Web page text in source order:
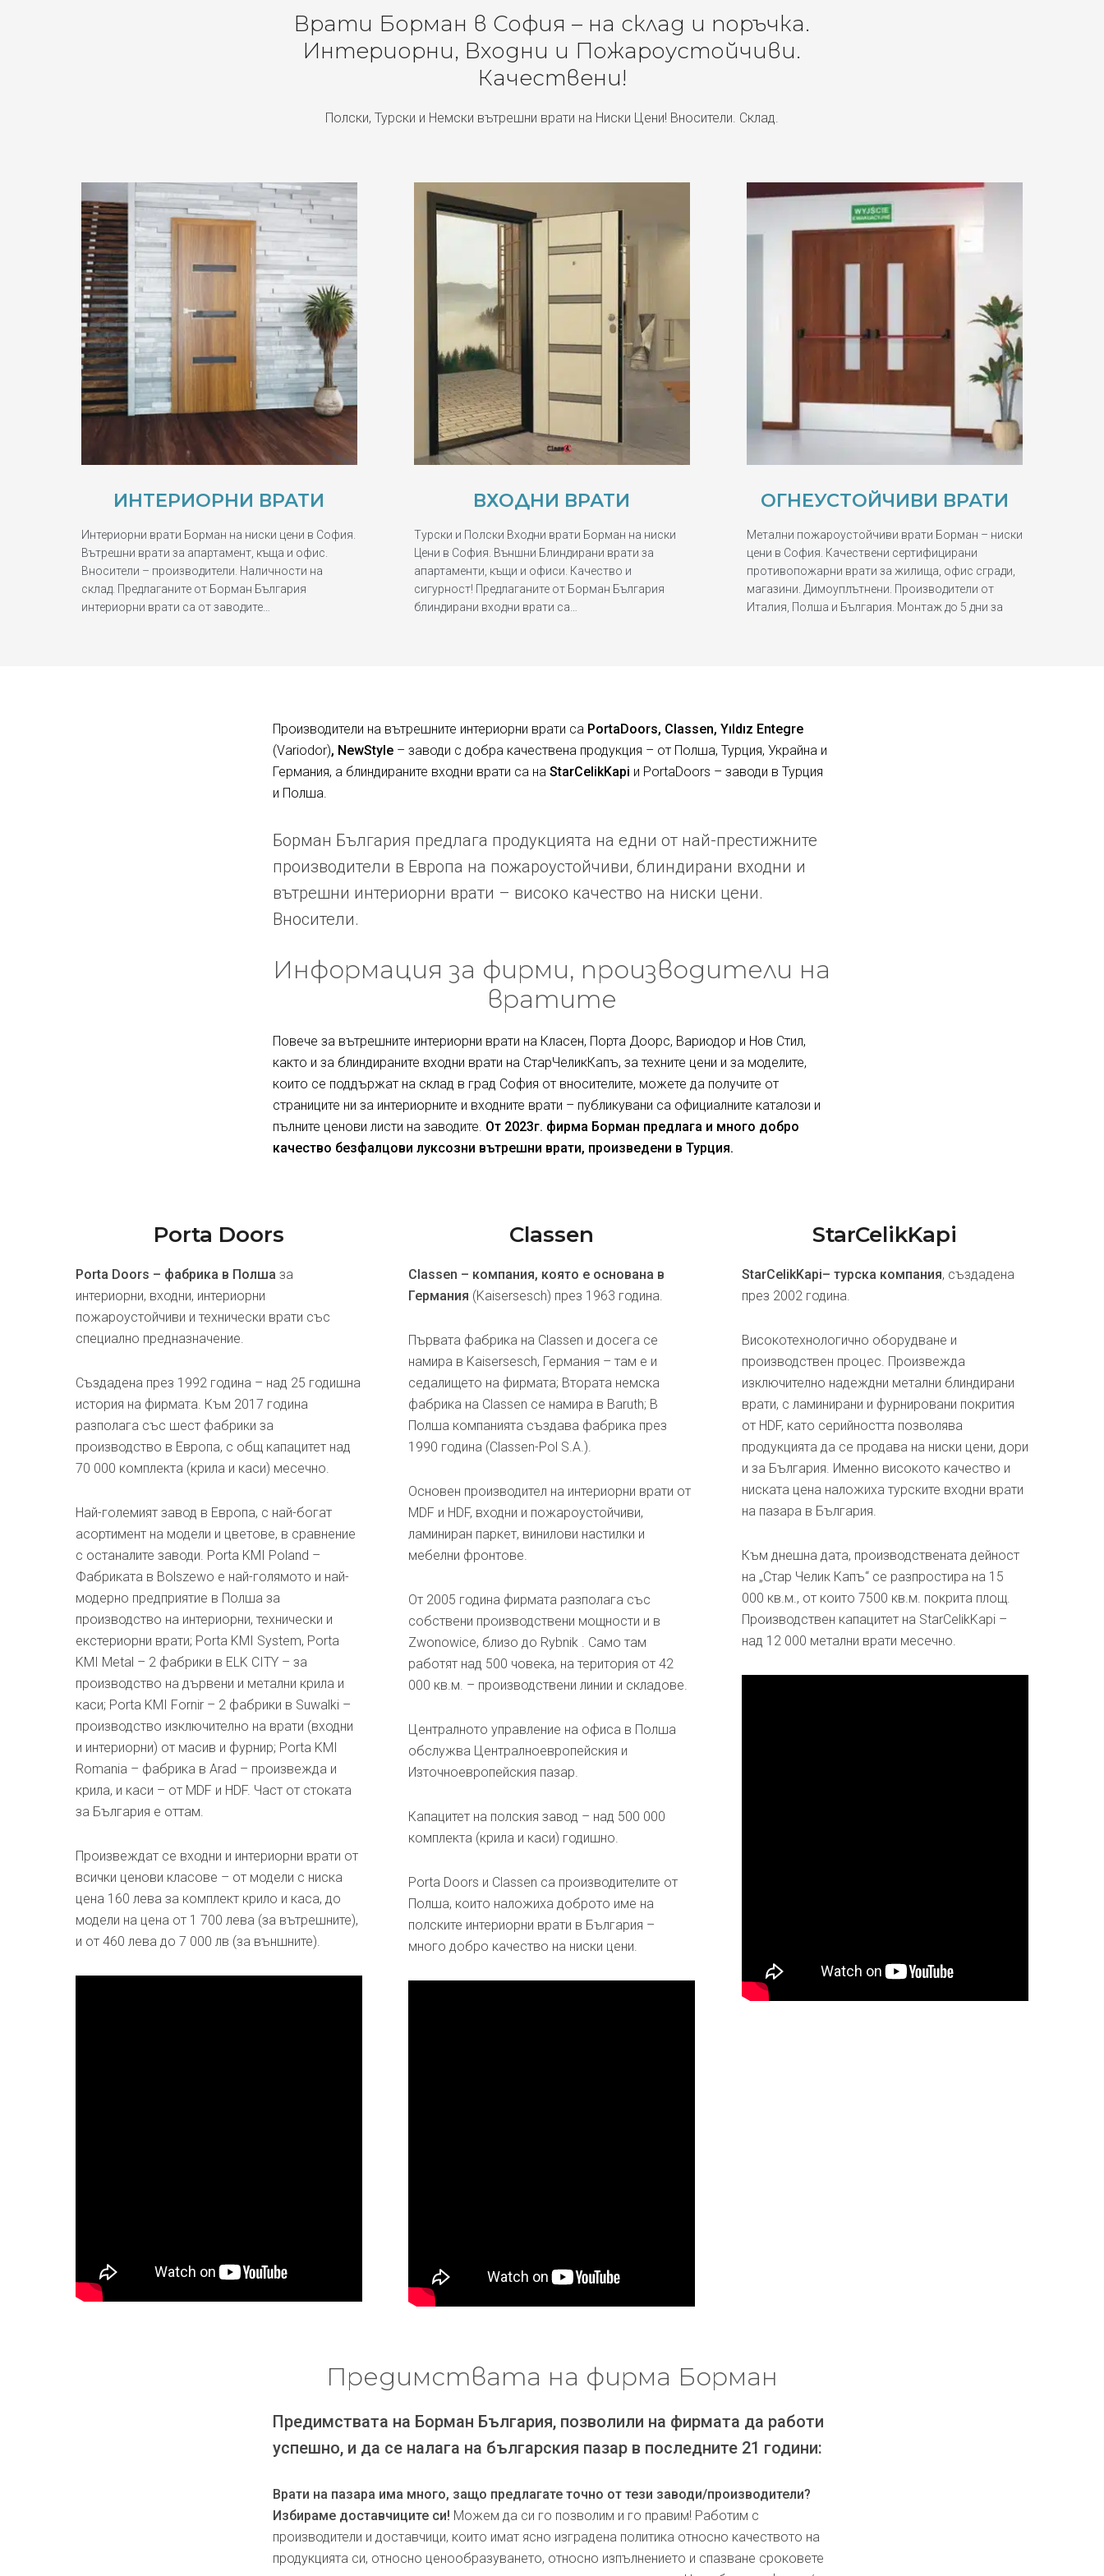
Врати Борман в София – на склад и поръчка.
Интериорни, Входни и Пожароустойчиви.
Качествени!
Полски, Турски и Немски вътрешни врати на Ниски Цени! Вносители. Склад.
ИНТЕРИОРНИ ВРАТИ
Интериорни врати Борман на ниски цени в София.
Вътрешни врати за апартамент, къща и офис.
Вносители – производители. Наличности на
склад. Предлаганите от Борман България
интериорни врати са от заводите…
ВХОДНИ ВРАТИ
Турски и Полски Входни врати Борман на ниски
Цени в София. Външни Блиндирани врати за
апартаменти, къщи и офиси. Качество и
сигурност! Предлаганите от Борман България
блиндирани входни врати са…
ОГНЕУСТОЙЧИВИ ВРАТИ
Метални пожароустойчиви врати Борман – ниски
цени в София. Качествени сертифицирани
противопожарни врати за жилища, офис сгради,
магазини. Димоуплътнени. Производители от
Италия, Полша и България. Монтаж до 5 дни за
Производители на вътрешните интериорни врати са PortaDoors, Classen, Yıldız Entegre
(Variodor), NewStyle– заводи с добра качествена продукция – от Полша, Турция, Украйна и
Германия, а блиндираните входни врати са на StarCelikKapi и PortaDoors – заводи в Турция
и Полша.
Борман България предлага продукцията на едни от най-престижните
производители в Европа на пожароустойчиви, блиндирани входни и
вътрешни интериорни врати – високо качество на ниски цени.
Вносители.
Информация за фирми, производители на
вратите
Повече за вътрешните интериорни врати на Класен, Порта Доорс, Вариодор и Нов Стил,
както и за блиндираните входни врати на СтарЧеликКапъ, за техните цени и за моделите,
които се поддържат на склад в град София от вносителите, можете да получите от
страниците ни за интериорните и входните врати – публикувани са официалните каталози и
пълните ценови листи на заводите. От 2023г. фирма Борман предлага и много добро
качество безфалцови луксозни вътрешни врати, произведени в Турция.
Porta Doors
Porta Doors – фабрика в Полша за
интериорни, входни, интериорни
пожароустойчиви и технически врати със
специално предназначение.
Създадена през 1992 година – над 25 годишна
история на фирмата. Към 2017 година
разполага със шест фабрики за
производство в Европа, с общ капацитет над
70 000 комплекта (крила и каси) месечно.
Най-големият завод в Европа, с най-богат
асортимент на модели и цветове, в сравнение
с останалите заводи. Porta KMI Poland –
Фабриката в Bolszewo е най-голямото и най-
модерно предприятие в Полша за
производство на интериорни, технически и
екстериорни врати; Porta KMI System, Porta
KMI Metal – 2 фабрики в ELK CITY – за
производство на дървени и метални крила и
каси; Porta KMI Fornir – 2 фабрики в Suwalki –
производство изключително на врати (входни
и интериорни) от масив и фурнир; Porta KMI
Romania – фабрика в Arad – произвежда и
крила, и каси – от MDF и HDF. Част от стоката
за България е оттам.
Произвеждат се входни и интериорни врати от
всички ценови класове – от модели с ниска
цена 160 лева за комплект крило и каса, до
модели на цена от 1 700 лева (за вътрешните),
и от 460 лева до 7 000 лв (за външните).
Classen
Classen – компания, която е основана в
Германия (Kaisersesch) през 1963 година.
Първата фабрика на Classen и досега се
намира в Kaisersesch, Германия – там е и
седалището на фирмата; Втората немска
фабрика на Classen се намира в Baruth; В
Полша компанията създава фабрика през
1990 година (Classen-Pol S.A.).
Основен производител на интериорни врати от
MDF и HDF, входни и пожароустойчиви,
ламиниран паркет, винилови настилки и
мебелни фронтове.
От 2005 година фирмата разполага със
собствени производствени мощности и в
Zwonowice, близо до Rybnik . Само там
работят над 500 човека, на територия от 42
000 кв.м. – производствени линии и складове.
Централното управление на офиса в Полша
обслужва Централноевропейския и
Източноевропейския пазар.
Капацитет на полския завод – над 500 000
комплекта (крила и каси) годишно.
Porta Doors и Classen са производителите от
Полша, които наложиха доброто име на
полските интериорни врати в България –
много добро качество на ниски цени.
StarCelikKapi
StarCelikKapi– турска компания, създадена
през 2002 година.
Високотехнологично оборудване и
производствен процес. Произвежда
изключително надеждни метални блиндирани
врати, с ламинирани и фурнировани покрития
от HDF, като серийността позволява
продукцията да се продава на ниски цени, дори
и за България. Именно високото качество и
ниската цена наложиха турските входни врати
на пазара в България.
Към днешна дата, производствената дейност
на „Стар Челик Капъ“ се разпростира на 15
000 кв.м., от които 7500 кв.м. покрита площ.
Производствен капацитет на StarCelikKapi –
над 12 000 метални врати месечно.
Предимствата на фирма Борман
Предимствата на Борман България, позволили на фирмата да работи
успешно, и да се налага на българския пазар в последните 21 години:
Врати на пазара има много, защо предлагате точно от тези заводи/производители?
Избираме доставчиците си! Можем да си го позволим и го правим! Работим с
производители и доставчици, които имат ясно изградена политика относно качеството на
продукцията си, относно ценообразуването, относно изпълнението и спазване сроковете